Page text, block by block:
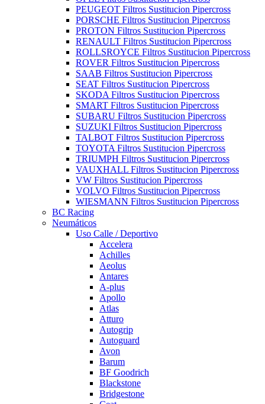
PEUGEOT Filtros Sustitucion Pipercross
PORSCHE Filtros Sustitucion Pipercross
PROTON Filtros Sustitucion Pipercross
RENAULT Filtros Sustitucion Pipercross
ROLLSROYCE Filtros Sustitucion Pipercross
ROVER Filtros Sustitucion Pipercross
SAAB Filtros Sustitucion Pipercross
SEAT Filtros Sustitucion Pipercross
SKODA Filtros Sustitucion Pipercross
SMART Filtros Sustitucion Pipercross
SUBARU Filtros Sustitucion Pipercross
SUZUKI Filtros Sustitucion Pipercross
TALBOT Filtros Sustitucion Pipercross
TOYOTA Filtros Sustitucion Pipercross
TRIUMPH Filtros Sustitucion Pipercross
VAUXHALL Filtros Sustitucion Pipercross
VW Filtros Sustitucion Pipercross
VOLVO Filtros Sustitucion Pipercross
WIESMANN Filtros Sustitucion Pipercross
BC Racing
Neumáticos
Uso Calle / Deportivo
Accelera
Achilles
Aeolus
Antares
A-plus
Apollo
Atlas
Atturo
Autogrip
Autoguard
Avon
Barum
BF Goodrich
Blackstone
Bridgestone